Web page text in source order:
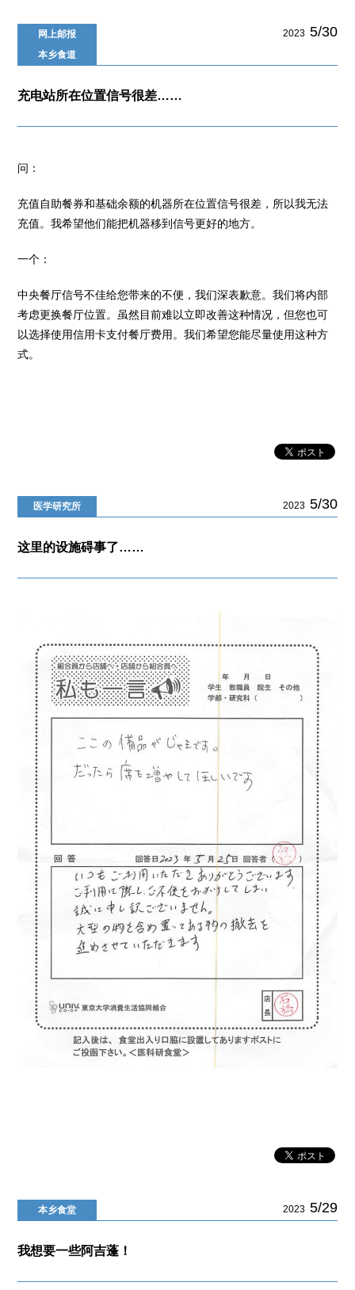
网上邮报
本乡食道
2023 5/30
充电站所在位置信号很差……
问：
充值自助餐券和基础余额的机器所在位置信号很差，所以我无法
充值。我希望他们能把机器移到信号更好的地方。
一个：
中央餐厅信号不佳给您带来的不便，我们深表歉意。我们将内部
考虑更换餐厅位置。虽然目前难以立即改善这种情况，但您也可
以选择使用信用卡支付餐厅费用。我们希望您能尽量使用这种方
式。
医学研究所 2023 5/30
这里的设施碍事了……
本乡食堂 2023 5/29
我想要一些阿吉蓬！